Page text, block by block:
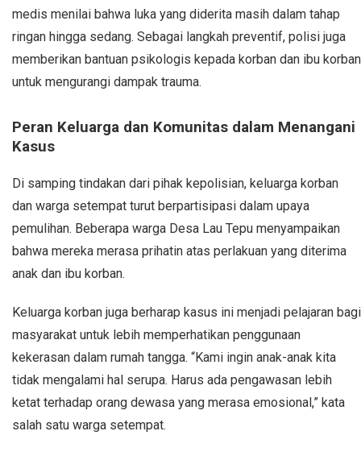
medis menilai bahwa luka yang diderita masih dalam tahap
ringan hingga sedang. Sebagai langkah preventif, polisi juga
memberikan bantuan psikologis kepada korban dan ibu korban
untuk mengurangi dampak trauma.
Peran Keluarga dan Komunitas dalam Menangani
Kasus
Di samping tindakan dari pihak kepolisian, keluarga korban
dan warga setempat turut berpartisipasi dalam upaya
pemulihan. Beberapa warga Desa Lau Tepu menyampaikan
bahwa mereka merasa prihatin atas perlakuan yang diterima
anak dan ibu korban.
Keluarga korban juga berharap kasus ini menjadi pelajaran bagi
masyarakat untuk lebih memperhatikan penggunaan
kekerasan dalam rumah tangga. “Kami ingin anak-anak kita
tidak mengalami hal serupa. Harus ada pengawasan lebih
ketat terhadap orang dewasa yang merasa emosional,” kata
salah satu warga setempat.